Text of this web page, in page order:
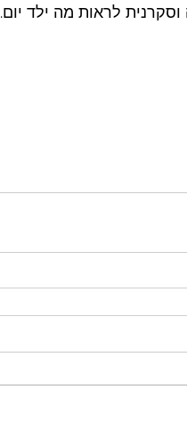
לראות מה ילד יום.